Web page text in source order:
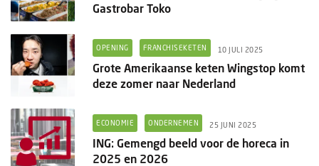
Gastrobar Toko
OPENING FRANCHISEKETEN 10 JULI 2025
Grote Amerikaanse keten Wingstop komt
deze zomer naar Nederland
ECONOMIE ONDERNEMEN 25 JUNI 2025
ING: Gemengd beeld voor de horeca in
2025 en 2026